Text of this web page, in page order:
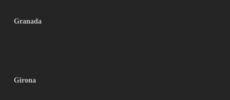
Granada
Girona